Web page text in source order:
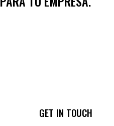
GET IN TOUCH